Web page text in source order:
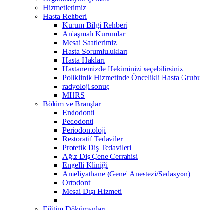
Hizmetlerimiz
Hasta Rehberi
Kurum Bilgi Rehberi
Anlaşmalı Kurumlar
Mesai Saatlerimiz
Hasta Sorumlulukları
Hasta Hakları
Hastanemizde Hekiminizi seçebilirsiniz
Poliklinik Hizmetinde Öncelikli Hasta Grubu
radyoloji sonuç
MHRS
Bölüm ve Branşlar
Endodonti
Pedodonti
Periodontoloji
Restoratif Tedaviler
Protetik Diş Tedavileri
Ağız Diş Çene Cerrahisi
Engelli Kliniği
Ameliyathane (Genel Anestezi/Sedasyon)
Ortodonti
Mesai Dışı Hizmeti